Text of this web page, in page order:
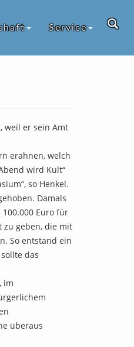
Service
weil er sein Amt
erahnen, welch
wird Kult“
so Henkel.
Damals
Euro für
zu geben, die mit
So entstand ein
das
im
überaus